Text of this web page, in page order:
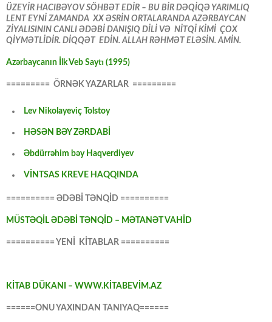
ÜZEYİR HACIBƏYOV SÖHBƏT EDİR – BU BİR DƏQİQƏ YARIMLIQ
LENT EYNİ ZAMANDA XX ƏSRİN ORTALARANDA AZƏRBAYCAN
ZİYALISININ CANLI ƏDƏBİ DANIŞIQ DİLİ VƏ NİTQİ KİMİ ÇOX
QİYMƏTLİDİR. DİQQƏT EDİN. ALLAH RƏHMƏT ELƏSİN. AMİN.
Azərbaycanın İlk Veb Saytı (1995)
========= ÖRNƏK YAZARLAR =========
Lev Nikolayeviç Tolstoy
HƏSƏN BƏY ZƏRDABİ
Əbdürrəhim bəy Haqverdiyev
VİNTSAS KREVE HAQQINDA
========== ƏDƏBİ TƏNQİD ==========
MÜSTƏQİL ƏDƏBİ TƏNQİD – MƏTANƏT VAHİD
========== YENİ KİTABLAR ==========
KİTAB DÜKANI – WWW.KİTABEVİM.AZ
======ONU YAXINDAN TANIYAQ======